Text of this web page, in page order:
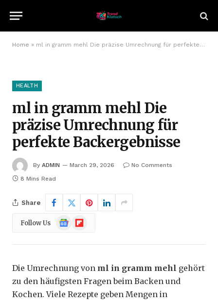
Home » ml in gramm mehl Die präzise Umrechnung für perfekte Backergebnisse
HEALTH
ml in gramm mehl Die
präzise Umrechnung für
perfekte Backergebnisse
By ADMIN March 29, 2026
No Comments
8 Mins Read
Share
Follow Us
Google
News
Flipboard
Die Umrechnung von ml in gramm mehl gehört
zu den häufigsten Fragen beim Backen und
Kochen. Viele Rezepte geben Mengen in